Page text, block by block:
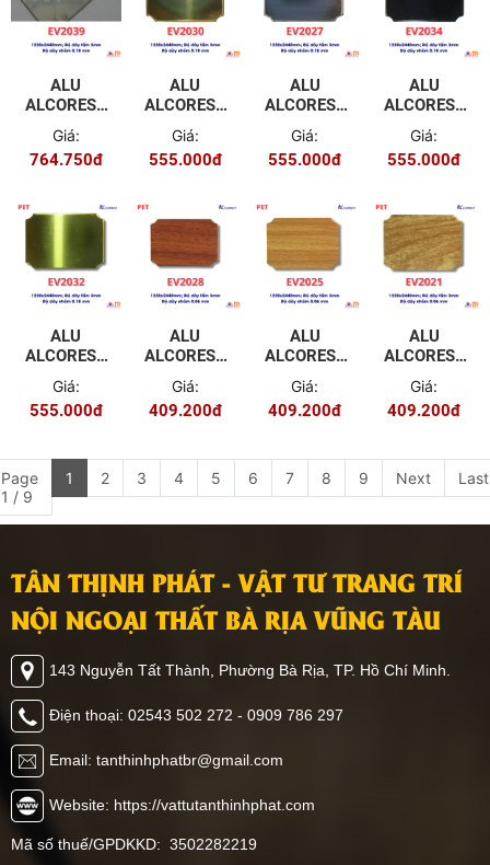
ALU
ALCOREST
TRONG
NHÀ PET
EV2039
TRẮNG
Giá:
764.750đ
ALU
ALCOREST
TRONG
NHÀ PET
EV2030
VÀNG
Giá:
555.000đ
ALU
ALCOREST
TRONG
NHÀ PET
EV2029
ĐEN
Giá:
555.000đ
ALU
ALCOREST
TRONG
NHÀ PET
EV2034
ĐEN
Giá:
555.000đ
ALU
ALCOREST
TRONG
NHÀ PET
EV2032
GƯƠNG
VÀNG
Giá:
555.000đ
ALU
ALCOREST
TRONG
NHÀ PET
EV2028
GỖ ĐỎ
Giá:
409.200đ
ALU
ALCOREST
TRONG
NHÀ PET
EV2025
GỖ ĐẬM
Giá:
409.200đ
ALU
ALCOREST
TRONG
NHÀ PET
EV2021
GỖ NHẠT
Giá:
409.200đ
Page
1 / 9
1 2 3 4 5 6 7 8 9 Next Last
TÂN THỊNH PHÁT - VẬT TƯ TRANG TRÍ
NỘI NGOẠI THẤT BÀ RỊA VŨNG TÀU
143 Nguyễn Tất Thành, Phường Bà Rịa, TP. Hồ Chí Minh.
Điện thoại: 02543 502 272 - 0909 786 297
Email: tanthinhphatbr@gmail.com
Website: https://vattutanthinhphat.com
Mã số thuế/GPDKKD: 3502282219